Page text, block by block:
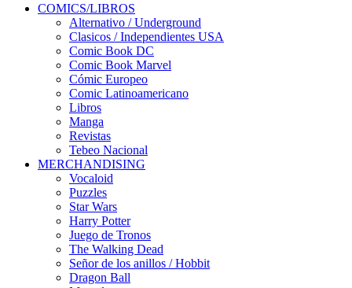
COMICS/LIBROS
Alternativo / Underground
Clasicos / Independientes USA
Comic Book DC
Comic Book Marvel
Cómic Europeo
Comic Latinoamericano
Libros
Manga
Revistas
Tebeo Nacional
MERCHANDISING
Vocaloid
Puzzles
Star Wars
Harry Potter
Juego de Tronos
The Walking Dead
Señor de los anillos / Hobbit
Dragon Ball